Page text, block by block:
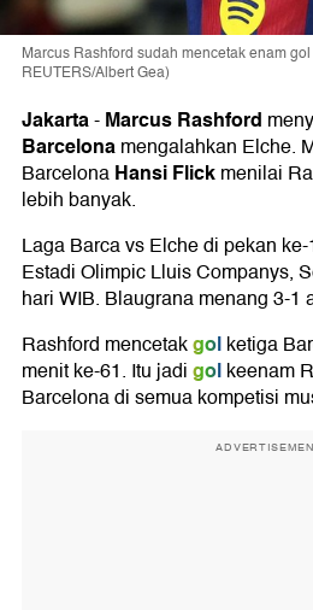
Marcus Rashford sudah mencetak enam
REUTERS/Albert Gea)
Jakarta-Marcus Rashford
Barcelonamengalahkan Elche.
BarcelonaHansi Flickmenilai
lebih banyak.
Laga Barca vs Elche di pekan
Estadi Olimpic Lluis Companys,
hari WIB. Blaugrana menang 3-1
Rashford mencetakgolketiga
menit ke-61. Itu jadigolkeenam
Barcelona di semua kompetisi